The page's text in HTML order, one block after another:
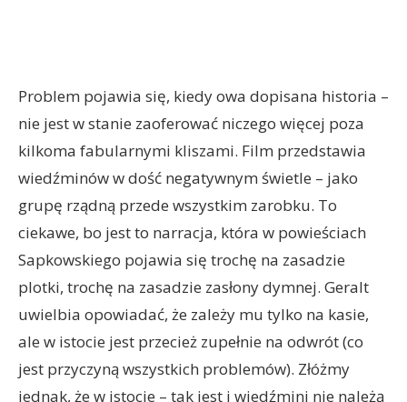
Problem pojawia się, kiedy owa dopisana historia –
nie jest w stanie zaoferować niczego więcej poza
kilkoma fabularnymi kliszami. Film przedstawia
wiedźminów w dość negatywnym świetle – jako
grupę rządną przede wszystkim zarobku. To
ciekawe, bo jest to narracja, która w powieściach
Sapkowskiego pojawia się trochę na zasadzie
plotki, trochę na zasadzie zasłony dymnej. Geralt
uwielbia opowiadać, że zależy mu tylko na kasie,
ale w istocie jest przecież zupełnie na odwrót (co
jest przyczyną wszystkich problemów). Złóżmy
jednak, że w istocie – tak jest i wiedźmini nie należą